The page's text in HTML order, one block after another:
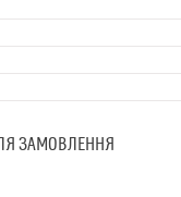
ЗАМОВЛЕННЯ